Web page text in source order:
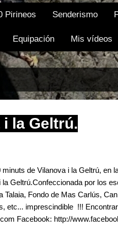
Pirineos Senderismo
Equipación Mis vídeos
la Geltrú.
de Vilanova i la Geltrú, en
Geltrú.Confeccionada por los
Fondo de Mas Carlús,
etc... imprescindible !!!
Facebook: http://